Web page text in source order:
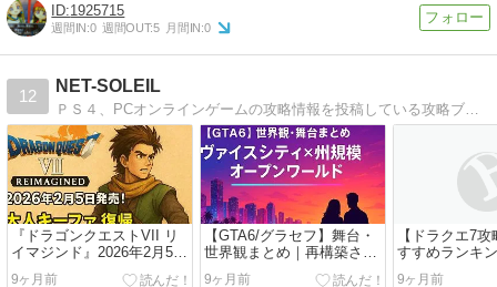
1925715
週間IN:0 週間OUT:5 月間IN:0
12
NET-SOLEIL
ＰＳ４、PCオンラインゲームの攻略情報を投稿している攻略ブログサイト。
『ドラゴンクエストVII リ
イマジンド』2026年2月5日
発売！大人キーファ復帰＆
9ヶ月前
【GTA6/グラセフ】舞台・
世界観まとめ｜再構築され
たヴァイスシティ＆州規模
9ヶ月前
【ドラクエ7
すすめランキ
効率まとめ【
9ヶ月前